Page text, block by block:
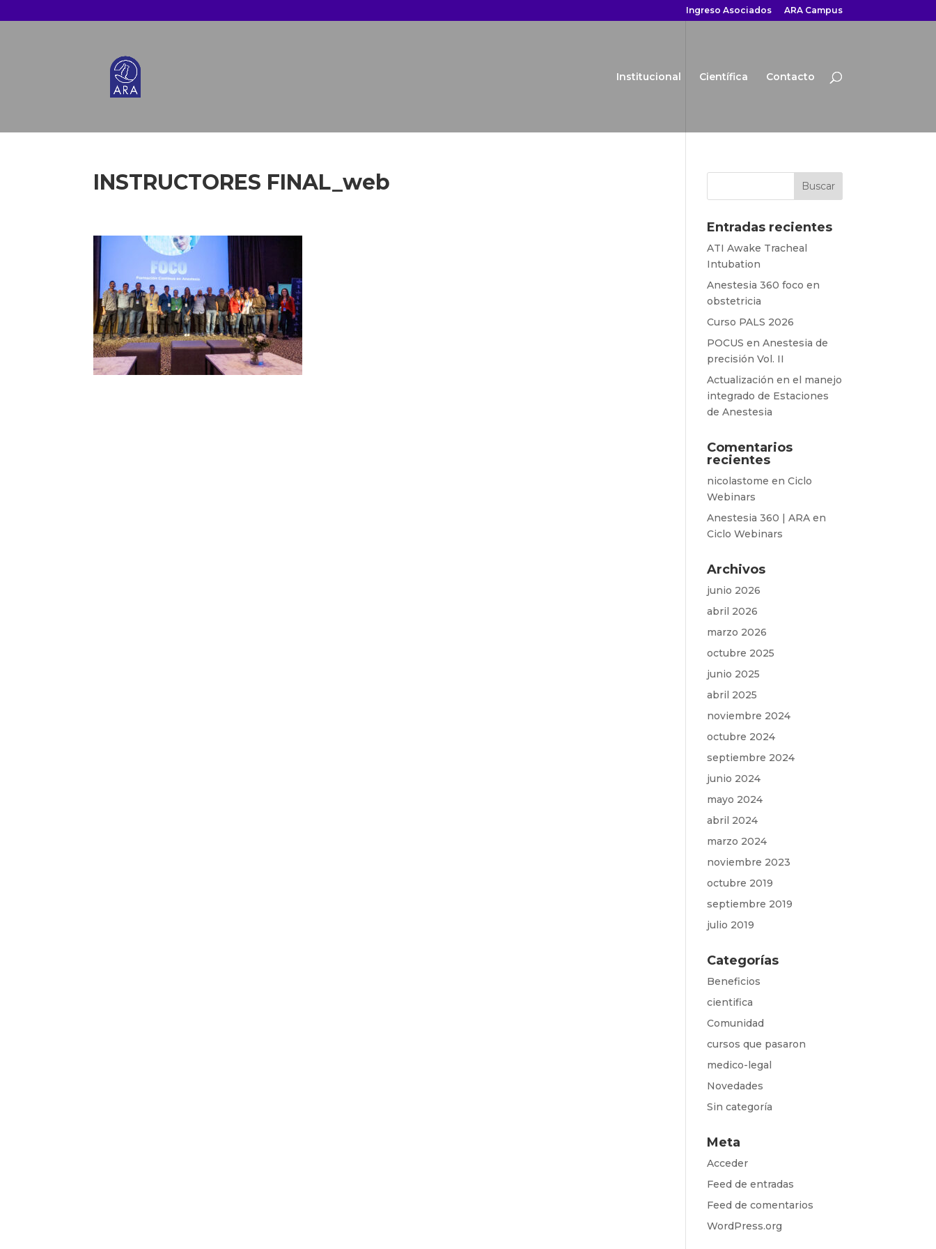
Ingreso Asociados ARA Campus
Institucional Científica Contacto
INSTRUCTORES FINAL_web
Entradas recientes
ATI Awake Tracheal
Intubation
Anestesia 360 foco en
obstetricia
Curso PALS 2026
POCUS en Anestesia de
precisión Vol. II
Actualización en el manejo
integrado de Estaciones
de Anestesia
Comentarios
recientes
nicolastome enCiclo
Webinars
Anestesia 360 | ARA en
Ciclo Webinars
Archivos
junio 2026
abril 2026
marzo 2026
octubre 2025
junio 2025
abril 2025
noviembre 2024
octubre 2024
septiembre 2024
junio 2024
mayo 2024
abril 2024
marzo 2024
noviembre 2023
octubre 2019
septiembre 2019
julio 2019
Categorías
Beneficios
cientifica
Comunidad
cursos que pasaron
medico-legal
Novedades
Sin categoría
Meta
Acceder
Feed de entradas
Feed de comentarios
WordPress.org